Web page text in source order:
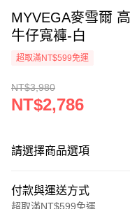
MYVEGA麥雪爾
牛仔寬褲-白
超取滿NT$599免運
NT$3,980
NT$2,786
請選擇商品選項
付款與運送方式
超取滿NT$599免運